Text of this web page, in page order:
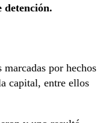
detención.
por hechos
capital, entre ellos